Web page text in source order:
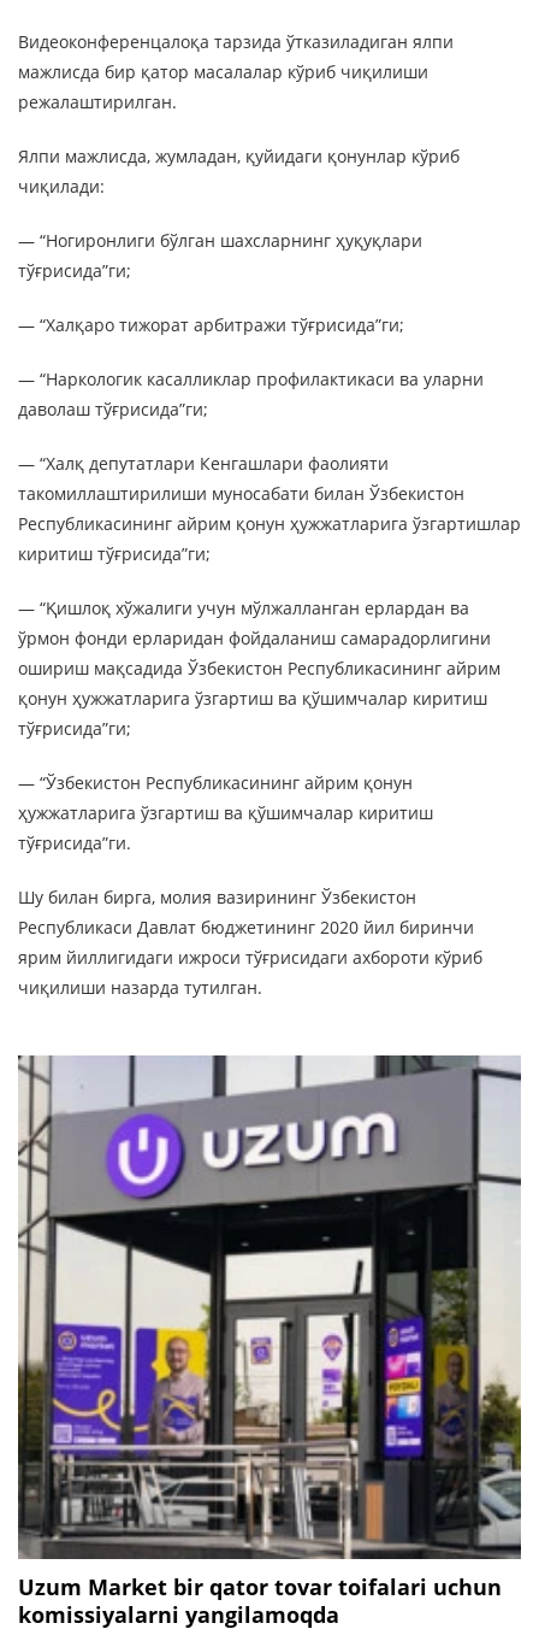
Видеоконференцалоқа тарзида ўтказиладиган ялпи
мажлисда бир қатор масалалар кўриб чиқилиши
режалаштирилган.
Ялпи мажлисда, жумладан, қуйидаги қонунлар кўриб
чиқилади:
— “Ногиронлиги бўлган шахсларнинг ҳуқуқлари
тўғрисида”ги;
— “Халқаро тижорат арбитражи тўғрисида”ги;
— “Наркологик касалликлар профилактикаси ва уларни
даволаш тўғрисида”ги;
— “Халқ депутатлари Кенгашлари фаолияти
такомиллаштирилиши муносабати билан Ўзбекистон
Республикасининг айрим қонун ҳужжатларига ўзгартишлар
киритиш тўғрисида”ги;
— “Қишлоқ хўжалиги учун мўлжалланган ерлардан ва
ўрмон фонди ерларидан фойдаланиш самарадорлигини
ошириш мақсадида Ўзбекистон Республикасининг айрим
қонун ҳужжатларига ўзгартиш ва қўшимчалар киритиш
тўғрисида”ги;
— “Ўзбекистон Республикасининг айрим қонун
ҳужжатларига ўзгартиш ва қўшимчалар киритиш
тўғрисида”ги.
Шу билан бирга, молия вазирининг Ўзбекистон
Республикаси Давлат бюджетининг 2020 йил биринчи
ярим йиллигидаги ижроси тўғрисидаги ахбороти кўриб
чиқилиши назарда тутилган.
Uzum Market bir qator tovar toifalari uchun
komissiyalarni yangilamoqda